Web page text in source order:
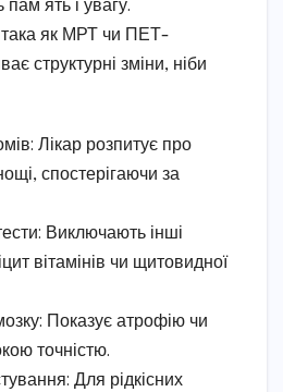
і увагу.
така як МРТ чи ПЕТ-
структурні зміни, ніби
Лікар розпитує про
спостерігаючи за
Виключають інші
вітамінів чи щитовидної
Показує атрофію чи
точністю.
Для рідкісних